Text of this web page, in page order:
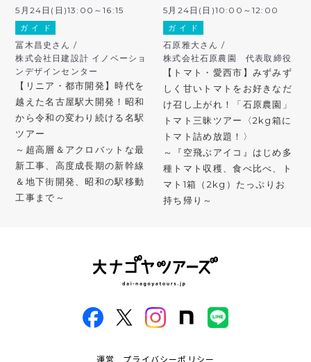
5月24日(日)13:00～16:15
ガ イ ド
冨木昌史さん /
株式会社日建設計 イノベーショ
ンデザインセンター
【リニア・都市開発】時代を
越えた名古屋駅大開発！昭和
から令和の変わり続ける名駅
ツアー
～超高層＆アクロバットな最
新工事、高度成長期の新幹線
＆地下街開発、昭和の駅移動
工事まで～
5月24日(日)10:00～12:00
ガ イ ド
石原雅大さん /
株式会社石原農園 代表取締役
【トマト・愛西市】みずみず
しく甘いトマトをお好きなだ
け召し上がれ！「石原農園」
トマト三昧ツアー〈2kg箱に
トマト詰め放題！〉
～『空飛ぶアイコ』はじめ多
種トマト収穫、食べ比べ、ト
マト1箱（2kg）たっぷりお
持ち帰り～
運営 プライバシーポリシー